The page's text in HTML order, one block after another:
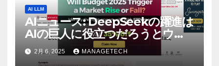
AI LLM
AIニュース: DeepSeekの躍進は
AIの巨人に役立つだろうとウォ
ール街のアナリストが語る –
The Economic Times
2月 6, 2025 MANAGETECH